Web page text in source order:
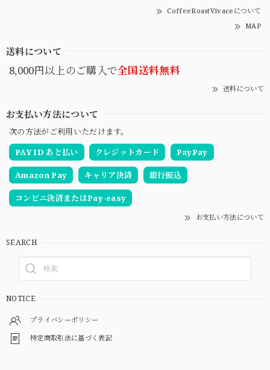
CoffeeRoastVivaceについて
MAP
送料について
8,000円以上のご購入で全国送料無料
送料について
お支払い方法について
次の方法がご利用いただけます。
PAY ID あと払い
クレジットカード PayPay
Amazon Pay キャリア決済 銀行振込
コンビニ決済またはPay-easy
お支払い方法について
SEARCH
NOTICE
プライバシーポリシー
特定商取引法に基づく表記